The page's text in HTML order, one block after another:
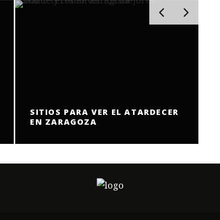
SITIOS PARA VER EL ATARDECER
EN ZARAGOZA